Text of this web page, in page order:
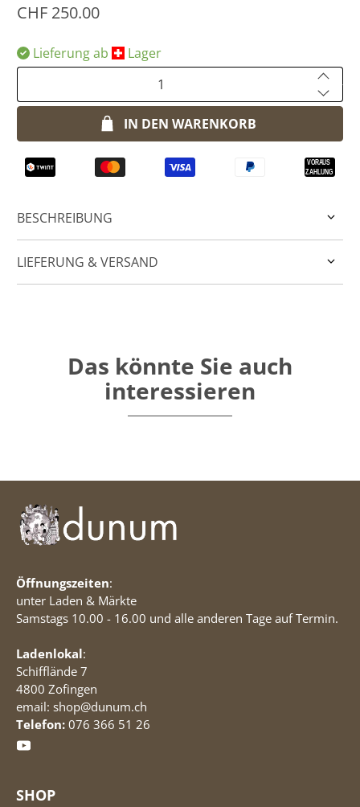
CHF 250.00
Lieferung ab
​Lager
IN DEN WARENKORB
BESCHREIBUNG
LIEFERUNG & VERSAND
Das könnte Sie auch
interessieren
Öffnungszeiten:
unter Laden & Märkte
Samstags 10.00 - 16.00 und alle anderen Tage auf Termin.
Ladenlokal:
Schifflände 7
4800 Zofingen
email: shop@dunum.ch
Telefon: 076 366 51 26
SHOP